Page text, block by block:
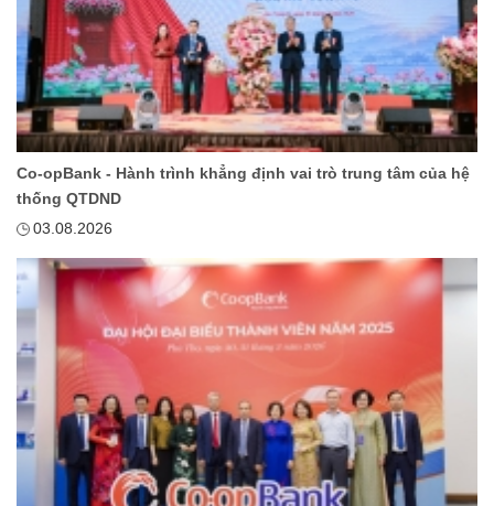
Co-opBank - Hành trình khẳng định vai trò trung tâm của hệ
thống QTDND
03.08.2026